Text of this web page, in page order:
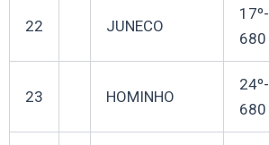
22 JUNECO
17º-
680
23 HOMINHO
24º-
680